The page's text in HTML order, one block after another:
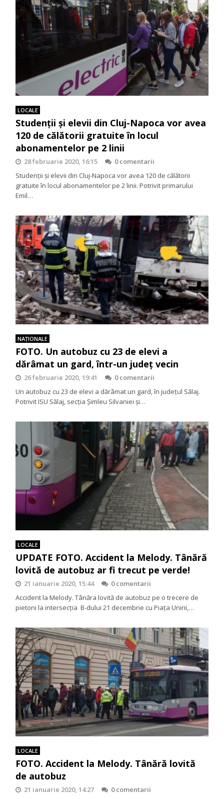
LOCALE
Studenții și elevii din Cluj-Napoca vor avea
120 de călătorii gratuite în locul
abonamentelor pe 2 linii
28 februarie 2020, 16:15
0 comentarii
Studenții și elevii din Cluj-Napoca vor avea 120 de călătorii
gratuite în locul abonamentelor pe 2 linii. Potrivit primarului
Emil…
NAŢIONALE
FOTO. Un autobuz cu 23 de elevi a
dărâmat un gard, într-un județ vecin
26 februarie 2020, 19:41
0 comentarii
Un autobuz cu 23 de elevi a dărâmat un gard, în judeţul Sălaj.
Potrivit ISU Sălaj, secția Șimleu Silvaniei și…
LOCALE
UPDATE FOTO. Accident la Melody. Tânără
lovită de autobuz ar fi trecut pe verde!
21 ianuarie 2020, 15:44
0 comentarii
Accident la Melody. Tânăra lovită de autobuz pe o trecere de
pietoni la intersecţia B-dului 21 decembrie cu Piaţa Unirii,…
LOCALE
FOTO. Accident la Melody. Tânără lovită
de autobuz
21 ianuarie 2020, 14:27
0 comentarii